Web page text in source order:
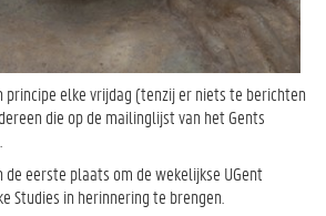
principe elke vrijdag (tenzij er niets te berichten
die op de mailinglijst van het Gents
de eerste plaats om de wekelijkse UGent
Studies in herinnering te brengen.